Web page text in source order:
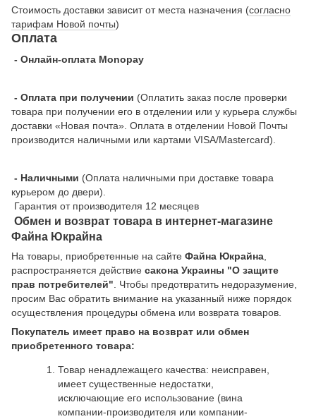
Стоимость доставки зависит от места назначения (согласно
тарифам Новой почты)
Оплата
- Онлайн-оплата Monopay
- Оплата при получении (Оплатить заказ после проверки
товара при получении его в отделении или у курьера службы
доставки «Новая почта». Оплата в отделении Новой Почты
производится наличными или картами VISA/Mastercard).
- Наличными (Оплата наличными при доставке товара
курьером до двери).
Гарантия от производителя 12 месяцев
Обмен и возврат товара в интернет-магазине
Файна Юкрайна
На товары, приобретенные на сайте Файна Юкрайна
распространяется действие cакона Украины "О защите
прав потребителей" . Чтобы предотвратить недоразумение,
просим Вас обратить внимание на указанный ниже порядок
осуществления процедуры обмена или возврата товаров.
Покупатель имеет право на возврат или обмен
приобретенного товара:
Товар ненадлежащего качества: неисправен,
имеет существенные недостатки,
исключающие его использование (вина
компании-производителя или компании-